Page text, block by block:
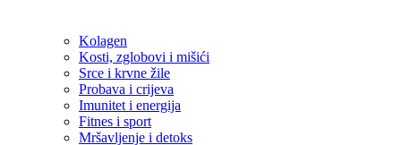
Kolagen
Kosti, zglobovi i mišići
Srce i krvne žile
Probava i crijeva
Imunitet i energija
Fitnes i sport
Mršavljenje i detoks